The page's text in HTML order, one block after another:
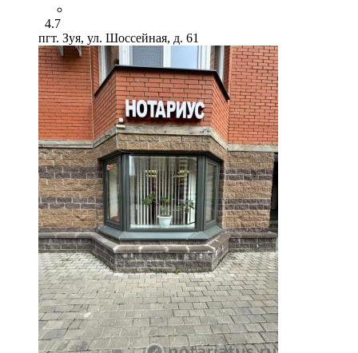
4.7
пгт. Зуя, ул. Шоссейная, д. 61